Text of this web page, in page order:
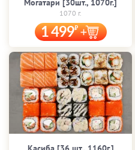
1070 г.
1 499